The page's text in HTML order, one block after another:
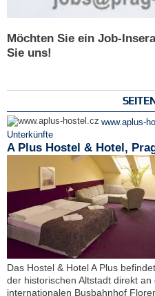
Möchten Sie ein Job-
Sie uns!
www.aplus-
Unterkünfte
A Plus Hostel & Hotel,
Das Hostel & Hotel A Plus
der historischen Altstadt direkt
internationalen Busbahnhof